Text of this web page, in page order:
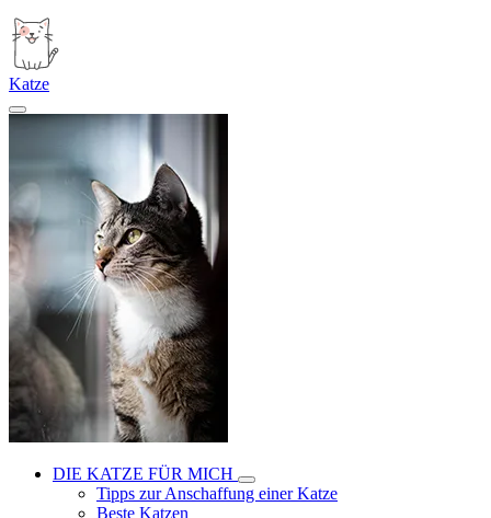
Katze
DIE KATZE FÜR MICH
Tipps zur Anschaffung einer Katze
Beste Katzen